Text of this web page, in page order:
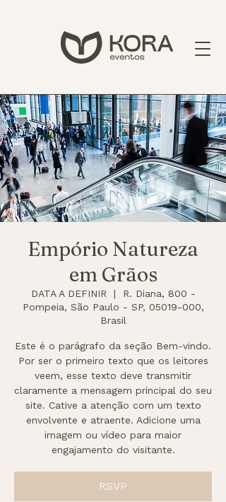
Empório Natureza
em Grãos
DATA A DEFINIR
  |
R. Diana, 800 -
Pompeia, São Paulo - SP, 05019-000,
Brasil
Este é o parágrafo da seção Bem-vindo.
Por ser o primeiro texto que os leitores
veem, esse texto deve transmitir
claramente a mensagem principal do seu
site. Cative a atenção com um texto
envolvente e atraente. Adicione uma
imagem ou vídeo para maior
engajamento do visitante.
RSVP